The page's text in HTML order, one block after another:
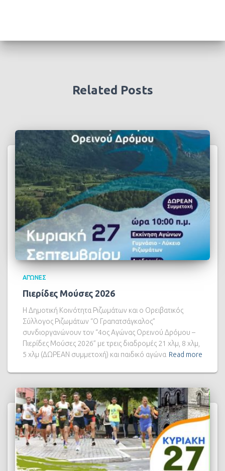
Related Posts
ΑΓΏΝΕΣ
Πιερίδες Μούσες 2026
Η Δημοτική Κοινότητα Ριζωμάτων και ο Ορειβατικός
Σύλλογος Ριζωμάτων “Ο Γραπατσάγκαλος”
συνδιοργανώνουν τον “4ος Αγώνας Ορεινού Δρόμου –
Πιερίδες Μούσες 2026” με τρεις διαδρομές 21 χλμ, 8 χλμ,
5 χλμ (ΔΩΡΕΑΝ συμμετοχή) και παιδικό αγώνα Read more